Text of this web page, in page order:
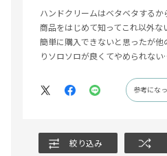
ハンドクリームはベタベタする
商品をはじめて知ってこれ以外な
簡単に購入できないと思ったが
りソロソロが良くてやめられな
参考にな
絞り込み